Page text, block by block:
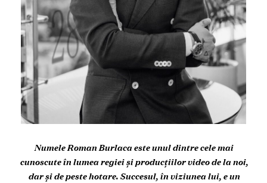
Numele Roman Burlaca este unul dintre cele mai
cunoscute în lumea regiei și producţiilor video de la noi,
dar și de peste hotare. Succesul, în viziunea lui, e un